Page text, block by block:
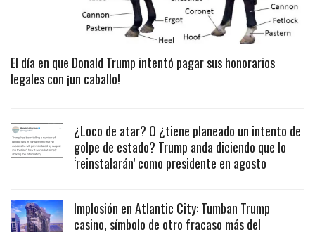
El día en que Donald Trump intentó pagar sus honorarios
legales con ¡un caballo!
¿Loco de atar? O ¿tiene planeado un intento de
golpe de estado? Trump anda diciendo que lo
‘reinstalarán’ como presidente en agosto
Implosión en Atlantic City: Tumban Trump
casino, símbolo de otro fracaso más del